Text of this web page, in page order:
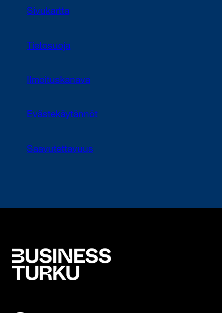
Sivukartta
Tietosuoja
Ilmoituskanava
Evästekäytännöt
Saavutettavuus